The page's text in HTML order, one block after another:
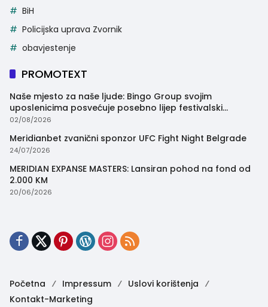
BiH
Policijska uprava Zvornik
obavjestenje
PROMOTEXT
Naše mjesto za naše ljude: Bingo Group svojim
uposlenicima posvećuje posebno lijep festivalski
trenutak
02/08/2026
Meridianbet zvanični sponzor UFC Fight Night Belgrade
24/07/2026
MERIDIAN EXPANSE MASTERS: Lansiran pohod na fond od
2.000 KM
20/06/2026
Početna Impressum
Uslovi korištenja
Kontakt-Marketing